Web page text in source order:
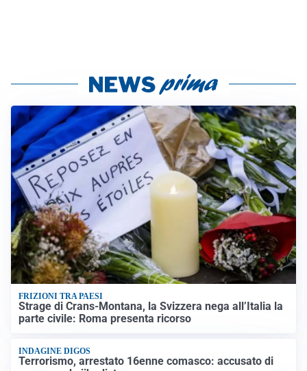
FRIZIONI TRA PAESI
Strage di Crans-Montana, la Svizzera nega all’Italia la
parte civile: Roma presenta ricorso
INDAGINE DIGOS
Terrorismo, arrestato 16enne comasco: accusato di